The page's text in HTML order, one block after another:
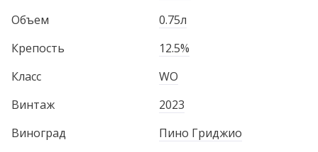
Объем
0.75л
Крепость
12.5%
Класс
WO
Винтаж
2023
Виноград
Пино Гриджио